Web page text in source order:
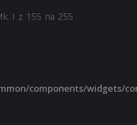
I z 155 na 255